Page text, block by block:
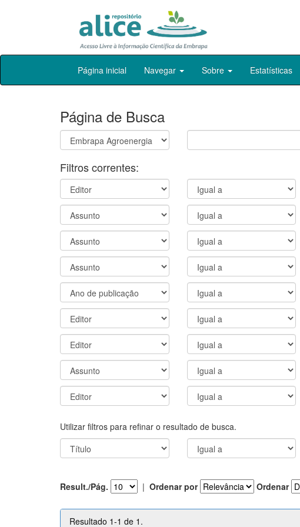
Skip
Página inicial Navegar Sobre Estatísticas
Página de Busca
Filtros correntes:
Utilizar filtros para refinar o resultado de busca.
Result./Pág. | Ordenar por Ordenar
Resultado 1-1 de 1.